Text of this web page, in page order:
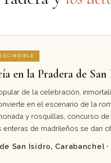
en la Pradera de
de la celebración,
en el escenario de la
y rosquillas, concurso
enteras de madrileños se dan
San Isidro, Carabanchel